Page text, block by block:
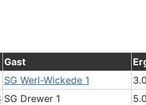
Gast
SG Werl-Wickede 1
SG Drewer 1